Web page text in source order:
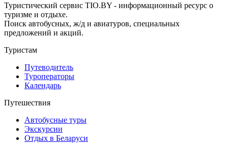
Туристический сервис TIO.BY - информационный ресурс о
туризме и отдыхе.
Поиск автобусных, ж/д и авиатуров, специальных
предложений и акций.
Туристам
Путеводитель
Туроператоры
Календарь
Путешествия
Автобусные туры
Экскурсии
Отдых в Беларуси